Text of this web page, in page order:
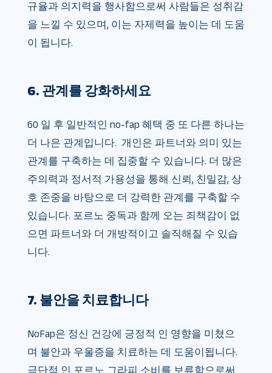
규율과 의지력을 행사함으로써 사람들은 성취감
을 느낄 수 있으며, 이는 자제력을 높이는 데 도움
이 됩니다.
6. 관계를 강화하세요
60 일 후 일반적인 no-fap 혜택 중 또 다른 하나는
더 나은 관계입니다. 개인은 파트너와 의미 있는
관계를 구축하는 데 집중할 수 있습니다. 더 많은
주의력과 정서적 가용성을 통해 신뢰, 친밀감, 상
호 존중을 바탕으로 더 강력한 관계를 구축할 수
있습니다. 포르노 중독과 함께 오는 죄책감이 없
으면 파트너와 더 개방적이고 솔직해질 수 있습
니다.
7. 불안을 치료합니다
NoFap은 정신 건강에 긍정적 인 영향을 미쳤으
며 불안과 우울증을 치료하는 데 도움이됩니다.
극단적 인 포르노 그라피 소비를 보류함으로써